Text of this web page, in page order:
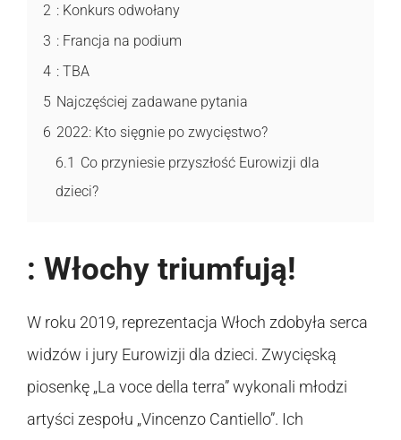
2 : Konkurs odwołany
3 : Francja na podium
4 : TBA
5 Najczęściej zadawane pytania
6 2022: Kto sięgnie po zwycięstwo?
6.1 Co przyniesie przyszłość Eurowizji dla
dzieci?
: Włochy triumfują!
W roku 2019, reprezentacja Włoch zdobyła serca
widzów i jury Eurowizji dla dzieci. Zwycięską
piosenkę „La voce della terra” wykonali młodzi
artyści zespołu „Vincenzo Cantiello”. Ich